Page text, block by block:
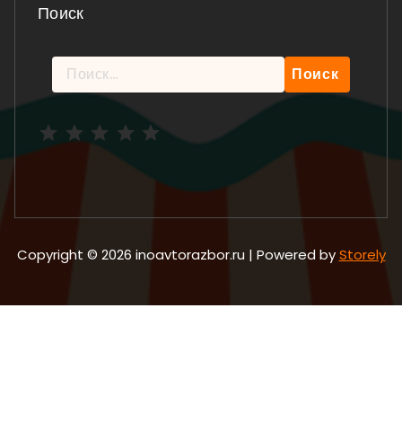
Поиск
Найти:
Copyright © 2026 inoavtorazbor.ru | Powered byStorely